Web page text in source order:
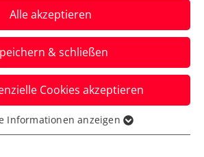
für
Sports
2025
Ab sofort sind
Alle akzeptieren
& schließen
Cookies akzeptieren
werden für grundlegende
Informationen anzeigen